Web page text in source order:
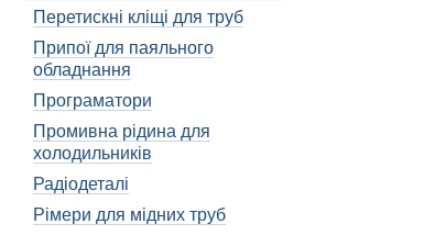
Перетискні кліщі для труб
Припої для паяльного
обладнання
Програматори
Промивна рідина для
холодильників
Радіодеталі
Рімери для мідних труб